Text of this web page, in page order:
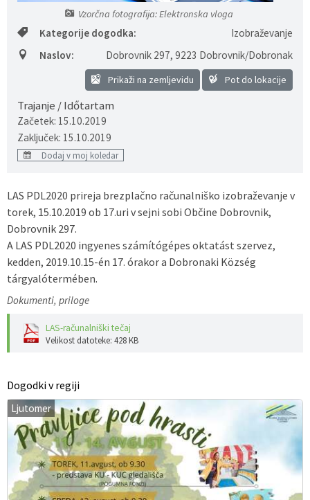
Vzorčna fotografija: Elektronska vloga
Kategorije dogodka:
Izobraževanje
Naslov:
Dobrovnik 297, 9223 Dobrovnik/Dobronak
Prikaži na zemljevidu Pot do lokacije
Trajanje / Időtartam
Začetek: 15.10.2019
Zaključek: 15.10.2019
Dodaj v moj koledar
LAS PDL2020 prireja brezplačno računalniško izobraževanje v
torek, 15.10.2019 ob 17.uri v sejni sobi Občine Dobrovnik,
Dobrovnik 297.
A LAS PDL2020 ingyenes számítógépes oktatást szervez,
kedden, 2019.10.15-én 17. órakor a Dobronaki Község
tárgyalótermében.
Dokumenti, priloge
LAS-računalniški tečaj
Velikost datoteke: 428 KB
Dogodki v regiji
Ljutomer
Predpisi - Előírások
Občinski časopis - Községi lap
Proračun - Költségvetés
Lokalne volitve